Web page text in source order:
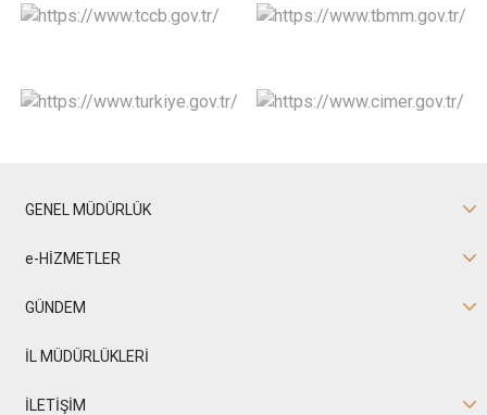
GENEL MÜDÜRLÜK
e-HİZMETLER
GÜNDEM
İL MÜDÜRLÜKLERİ
İLETİŞİM